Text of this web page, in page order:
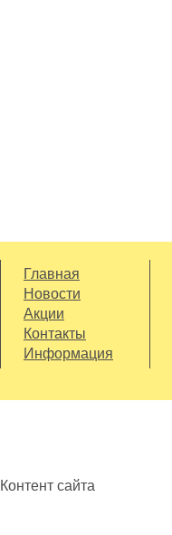
Главная
Новости
Акции
Контакты
Информация
Контент сайта